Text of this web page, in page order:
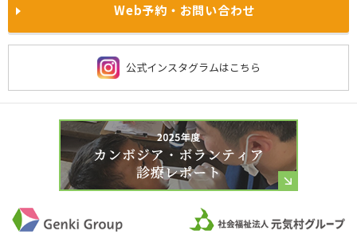
医師・スタッフの姿勢
施設基準に関する当法人の取り組み
チーム医療
ドクター紹介
被せ物と入れ歯 予防歯科
費用・保険について
歯周病治療
プレスリリース一覧
よくあるご質問
鴻巣院 川越院
西新宿院 大宮院
Web予約・お問い合わせ
公式インスタグラムはこちら